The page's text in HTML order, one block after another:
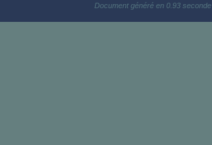
Document généré en 0.93 seconde